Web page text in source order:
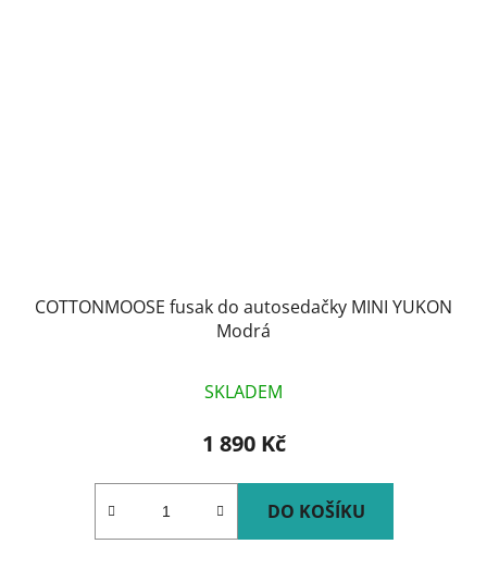
COTTONMOOSE fusak do autosedačky MINI YUKON
Modrá
SKLADEM
1 890 Kč
DO KOŠÍKU